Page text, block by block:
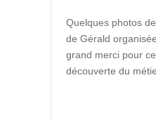
Quelques photos
de Gérald
grand merci pour
découverte du